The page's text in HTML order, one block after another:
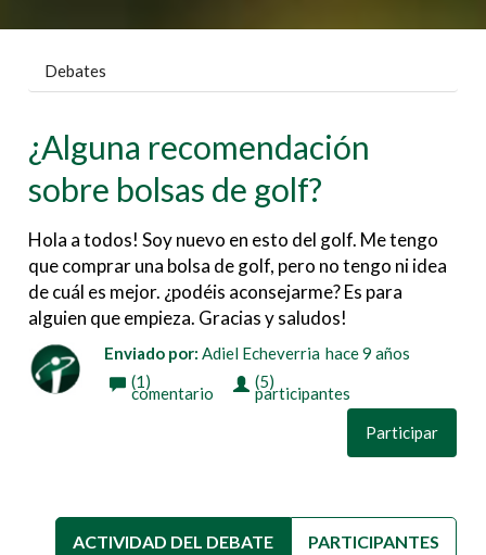
Debates
¿Alguna recomendación
sobre bolsas de golf?
Hola a todos! Soy nuevo en esto del golf. Me tengo
que comprar una bolsa de golf, pero no tengo ni idea
de cuál es mejor. ¿podéis aconsejarme? Es para
alguien que empieza. Gracias y saludos!
Enviado por: Adiel Echeverria hace 9 años
(1)
comentario
(5)
participantes
Participar
ACTIVIDAD DEL DEBATE (SOLAPA ACTIVA)
PARTICIPANTES